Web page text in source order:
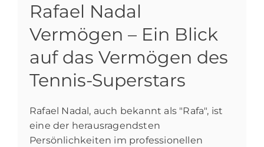
Rafael Nadal
Vermögen – Ein Blick
auf das Vermögen des
Tennis-Superstars
Rafael Nadal, auch bekannt als "Rafa", ist
eine der herausragendsten
Persönlichkeiten im professionellen